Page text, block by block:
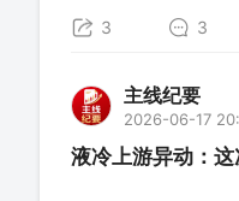
3 3
主线纪要
2026-06-17
液冷上游异动：